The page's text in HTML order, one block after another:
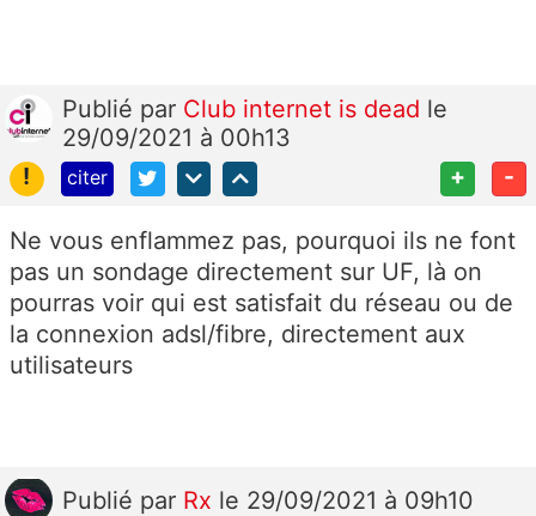
Publié par Club internet is dead le
29/09/2021 à 00h13
!
citer + -
Ne vous enflammez pas, pourquoi ils ne font
pas un sondage directement sur UF, là on
pourras voir qui est satisfait du réseau ou de
la connexion adsl/fibre, directement aux
utilisateurs
Publié par Rx le 29/09/2021 à 09h10